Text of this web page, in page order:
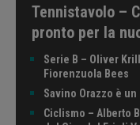
Tennistavolo –
pronto per la
Serie B – Oliver
Fiorenzuola Bees
Savino Orazzo è
Ciclismo – Alberto